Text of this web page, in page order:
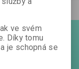
ve svém
Díky tomu
je schopná se